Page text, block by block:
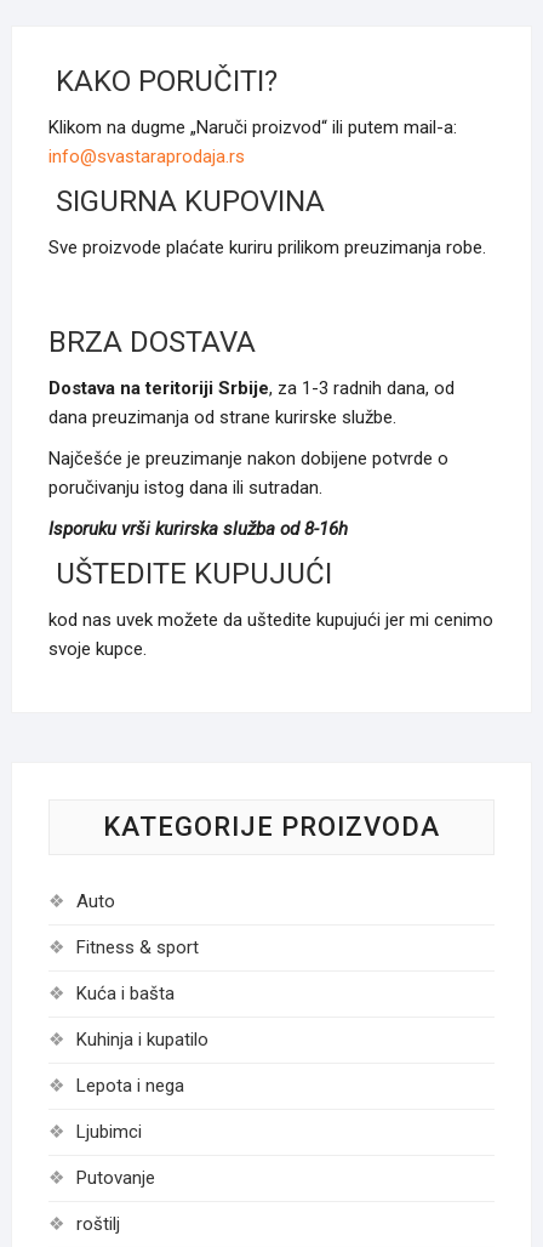
KAKO PORUČITI?
Klikom na dugme „Naruči proizvod“ ili putem mail-a:
info@svastaraprodaja.rs
SIGURNA KUPOVINA
Sve proizvode plaćate kuriru prilikom preuzimanja robe.
BRZA DOSTAVA
Dostava na teritoriji Srbije, za 1-3 radnih dana, od
dana preuzimanja od strane kurirske službe.
Najčešće je preuzimanje nakon dobijene potvrde o
poručivanju istog dana ili sutradan.
Isporuku vrši kurirska služba od 8-16h
UŠTEDITE KUPUJUĆI
kod nas uvek možete da uštedite kupujući jer mi cenimo
svoje kupce.
KATEGORIJE PROIZVODA
Auto
Fitness & sport
Kuća i bašta
Kuhinja i kupatilo
Lepota i nega
Ljubimci
Putovanje
roštilj